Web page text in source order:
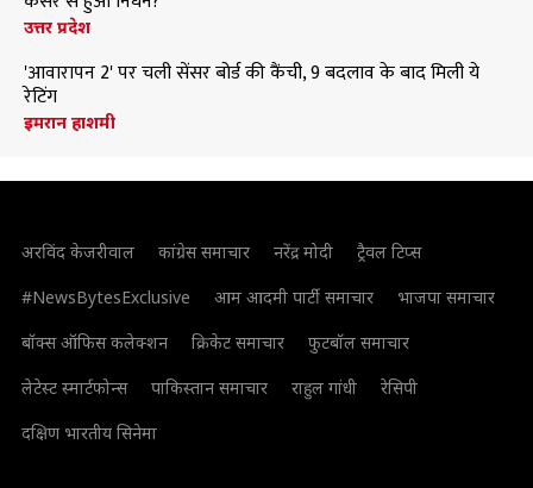
उत्तर प्रदेश
'आवारापन 2' पर चली सेंसर बोर्ड की कैंची, 9 बदलाव के बाद मिली ये
रेटिंग
इमरान हाशमी
अरविंद केजरीवाल कांग्रेस समाचार नरेंद्र मोदी
ट्रैवल टिप्स
#NewsBytesExclusive
आम आदमी पार्टी समाचार
भाजपा समाचार
बॉक्स ऑफिस कलेक्शन
क्रिकेट समाचार
फुटबॉल समाचार
लेटेस्ट स्मार्टफोन्स
पाकिस्तान समाचार राहुल गांधी
रेसिपी
दक्षिण भारतीय सिनेमा